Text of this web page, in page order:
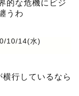
的な危機にビジ
うわ
10/14(水)
行しているなら